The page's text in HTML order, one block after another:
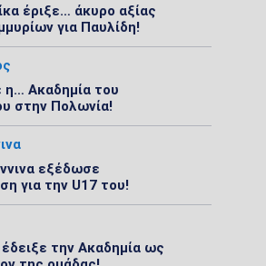
έριξε… άκυρο αξίας
για Παυλίδη!
η… Ακαδημία του
στην Πολωνία!
εξέδωσε
για την U17 του!
την Ακαδημία ως